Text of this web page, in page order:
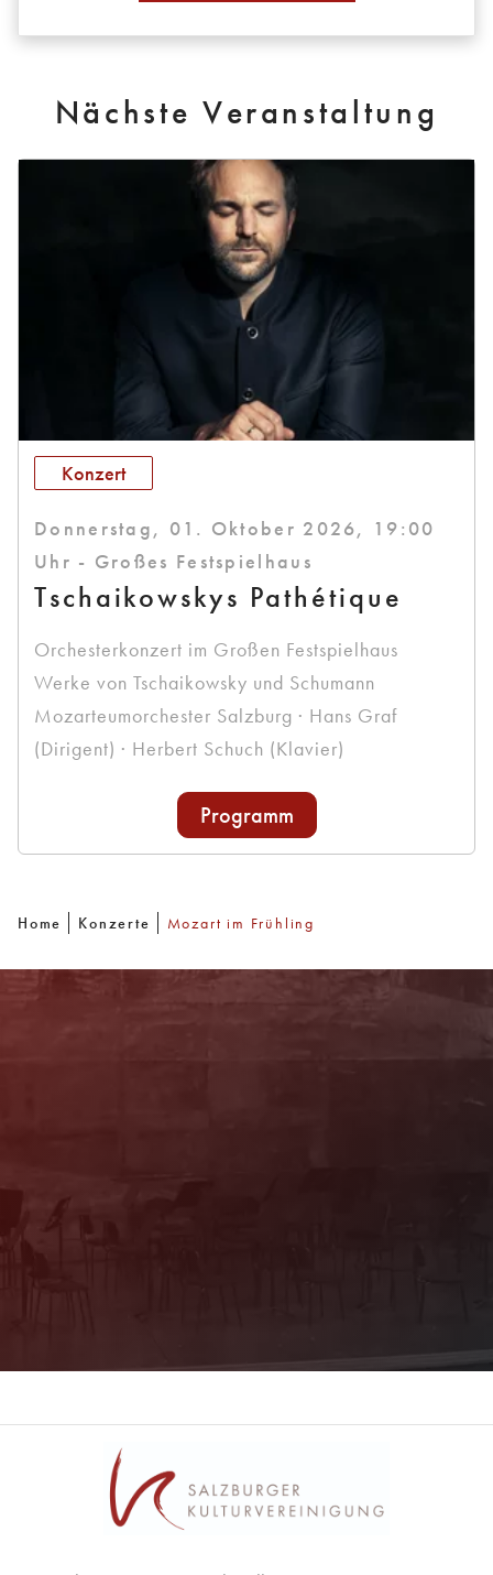
Nächste Veranstaltung
Konzert
Donnerstag, 01. Oktober 2026, 19:00
Uhr - Großes Festspielhaus
Tschaikowskys Pathétique
Orchesterkonzert im Großen Festspielhaus
Werke von Tschaikowsky und Schumann
Mozarteumorchester Salzburg · Hans Graf
(Dirigent) · Herbert Schuch (Klavier)
Programm
Home Konzerte Mozart im Frühling